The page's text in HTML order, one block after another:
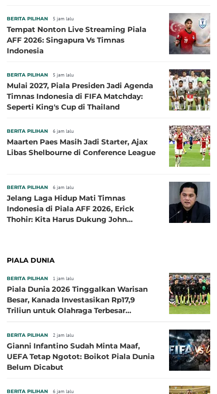
BERITA PILIHAN 5 jam lalu
Tempat Nonton Live Streaming Piala
AFF 2026: Singapura Vs Timnas
Indonesia
BERITA PILIHAN 5 jam lalu
Mulai 2027, Piala Presiden Jadi Agenda
Timnas Indonesia di FIFA Matchday:
Seperti King's Cup di Thailand
BERITA PILIHAN 6 jam lalu
Maarten Paes Masih Jadi Starter, Ajax
Libas Shelbourne di Conference League
BERITA PILIHAN 6 jam lalu
Jelang Laga Hidup Mati Timnas
Indonesia di Piala AFF 2026, Erick
Thohir: Kita Harus Dukung John
PIALA DUNIA
BERITA PILIHAN 1 jam lalu
Piala Dunia 2026 Tinggalkan Warisan
Besar, Kanada Investasikan Rp17,9
Triliun untuk Olahraga Terbesar
BERITA PILIHAN 2 jam lalu
Gianni Infantino Sudah Minta Maaf,
UEFA Tetap Ngotot: Boikot Piala Dunia
Belum Dicabut
BERITA PILIHAN 6 jam lalu